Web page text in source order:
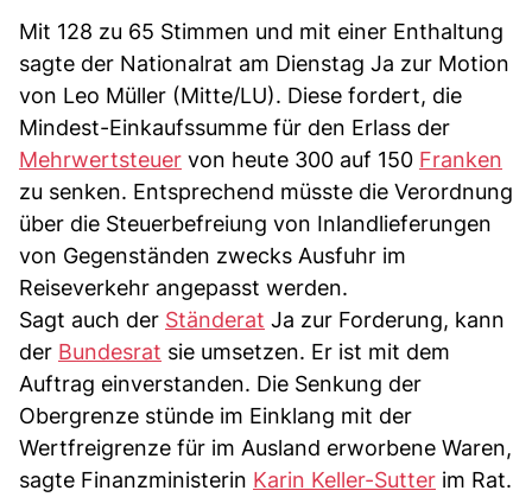
Mit 128 zu 65 Stimmen und mit einer Enthaltung
sagte der Nationalrat am Dienstag Ja zur Motion
von Leo Müller (Mitte/LU). Diese fordert, die
Mindest-Einkaufssumme für den Erlass der
Mehrwertsteuer von heute 300 auf 150 Franken
zu senken. Entsprechend müsste die Verordnung
über die Steuerbefreiung von Inlandlieferungen
von Gegenständen zwecks Ausfuhr im
Reiseverkehr angepasst werden.
Sagt auch der Ständerat Ja zur Forderung, kann
der Bundesrat sie umsetzen. Er ist mit dem
Auftrag einverstanden. Die Senkung der
Obergrenze stünde im Einklang mit der
Wertfreigrenze für im Ausland erworbene Waren,
sagte Finanzministerin Karin Keller-Sutter im Rat.